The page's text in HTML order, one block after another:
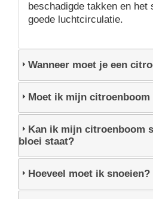
beschadigde takken en het
goede luchtcirculatie.
Wanneer moet je een
Moet ik mijn citroenboom
Kan ik mijn citroenboom
bloei staat?
Hoeveel moet ik snoeien?